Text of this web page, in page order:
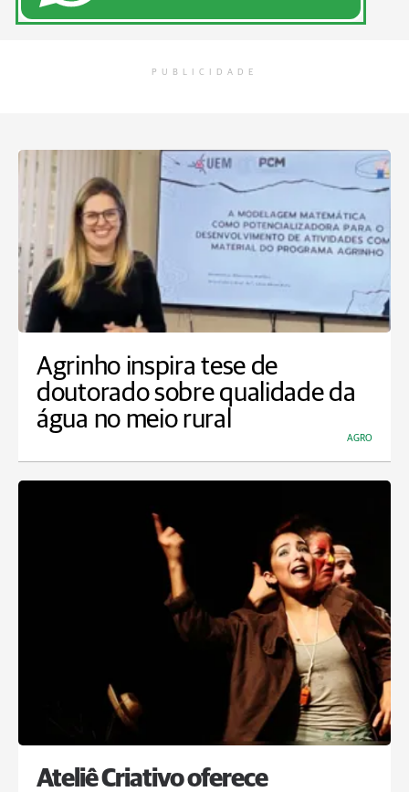
PUBLICIDADE
Agrinho inspira tese de
doutorado sobre qualidade da
água no meio rural
AGRO
Ateliê Criativo oferece